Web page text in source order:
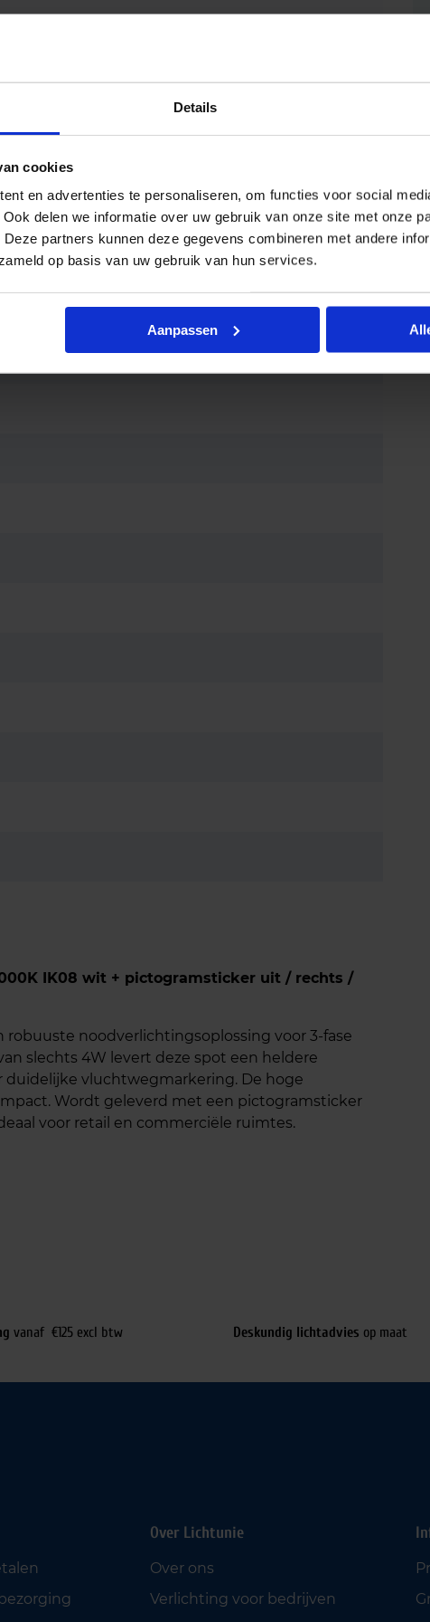
Details
cookies
en advertenties te personaliseren, om functies voor social
delen we informatie over uw gebruik van onze site met onze
partners kunnen deze gegevens combineren met andere
op basis van uw gebruik van hun services.
Aanpassen
IK08 wit + pictogramsticker uit / rechts /
noodverlichtingsoplossing voor 3-fase
slechts 4W levert deze spot een heldere
duidelijke vluchtwegmarkering. De hoge
Wordt geleverd met een pictogramsticker
voor retail en commerciële ruimtes.
vanaf €125 excl btw Deskundig lichtadvies op maat
Over Lichtunie
Over ons
Verlichting voor bedrijven